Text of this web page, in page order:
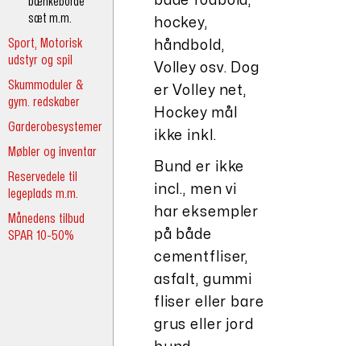
sæt m.m.
Sport, Motorisk
udstyr og spil
Skummoduler &
gym. redskaber
Garderobesystemer
Møbler og inventar
Reservedele til
legeplads m.m.
Månedens tilbud
SPAR 10-50%
hockey,
håndbold,
Volley osv. Dog
er Volley net,
Hockey mål
ikke inkl.
Bund er ikke
incl., men vi
har eksempler
på både
cementfliser,
asfalt, gummi
fliser eller bare
grus eller jord